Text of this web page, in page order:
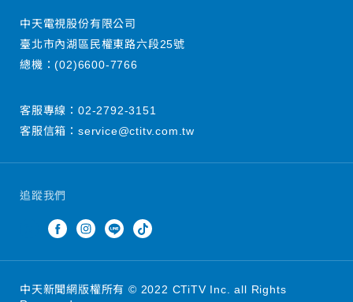
追蹤我們
中天電視股份有限公司
臺北市內湖區民權東路六段25號
總機：(02)6600-7766
客服專線： 02-2792-3151
客服信箱： service@ctitv.com.tw
中天新聞網版權所有 © 2022 CTiTV Inc. all Rights